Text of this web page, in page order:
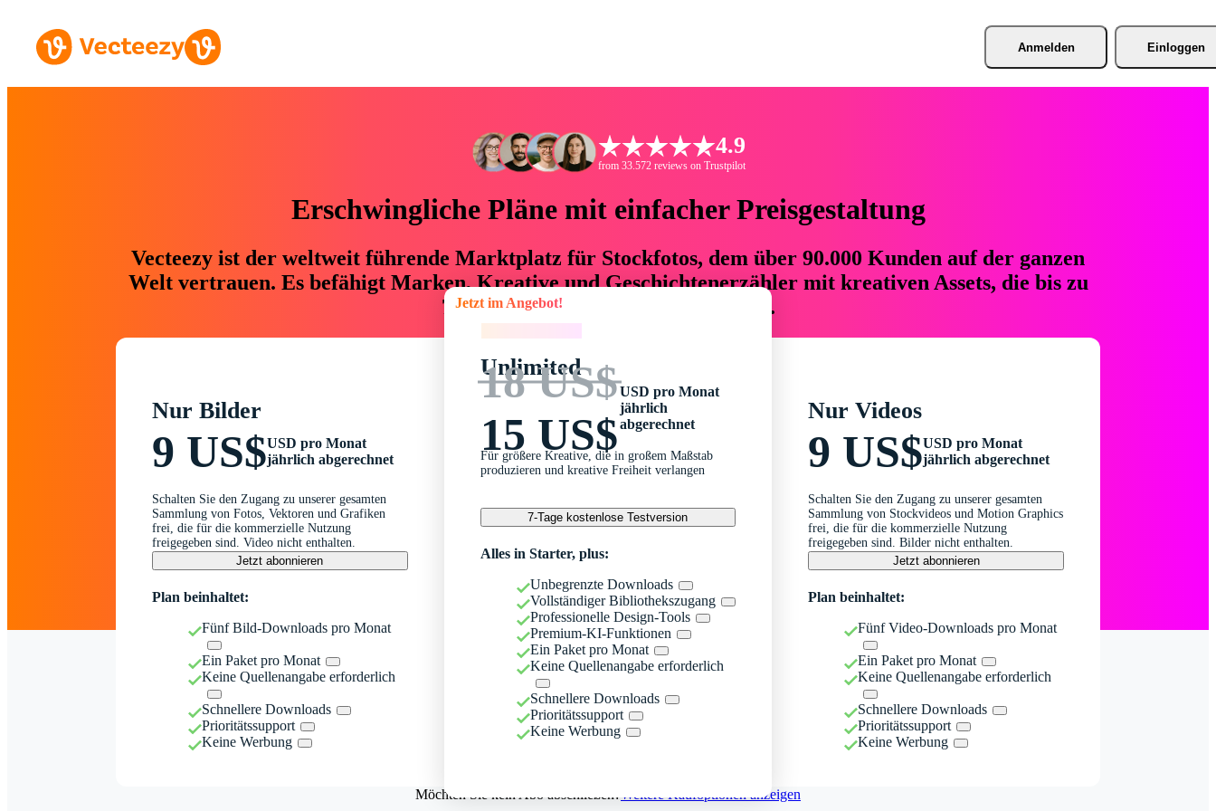
Anmelden Einloggen
4.9
from 33.572 reviews on Trustpilot
Erschwingliche Pläne mit einfacher Preisgestaltung
Vecteezy ist der weltweit führende Marktplatz für Stockfotos, dem über 90.000 Kunden auf der ganzen
Welt vertrauen. Es befähigt Marken, Kreative und Geschichtenerzähler mit kreativen Assets, die bis zu
76 % an Zeit und Budget einsparen.
Nur Bilder
9 US$USD pro Monat
jährlich abgerechnet
Schalten Sie den Zugang zu unserer gesamten
Sammlung von Fotos, Vektoren und Grafiken
frei, die für die kommerzielle Nutzung
freigegeben sind. Video nicht enthalten.
Jetzt abonnieren
Plan beinhaltet:
Fünf Bild-Downloads pro Monat
Ein Paket pro Monat
Keine Quellenangabe erforderlich
Schnellere Downloads
Prioritätssupport
Keine Werbung
Jetzt im Angebot!
Unlimited
18 US$
15 US$
USD pro Monat
jährlich
abgerechnet
Für größere Kreative, die in großem Maßstab
produzieren und kreative Freiheit verlangen
7-Tage kostenlose Testversion
Alles in Starter, plus:
Unbegrenzte Downloads
Vollständiger Bibliothekszugang
Professionelle Design-Tools
Premium-KI-Funktionen
Ein Paket pro Monat
Keine Quellenangabe erforderlich
Schnellere Downloads
Prioritätssupport
Keine Werbung
Nur Videos
9 US$USD pro Monat
jährlich abgerechnet
Schalten Sie den Zugang zu unserer gesamten
Sammlung von Stockvideos und Motion Graphics
frei, die für die kommerzielle Nutzung
freigegeben sind. Bilder nicht enthalten.
Jetzt abonnieren
Plan beinhaltet:
Fünf Video-Downloads pro Monat
Ein Paket pro Monat
Keine Quellenangabe erforderlich
Schnellere Downloads
Prioritätssupport
Keine Werbung
Möchten Sie kein Abo abschließen?Weitere Kaufoptionen anzeigen